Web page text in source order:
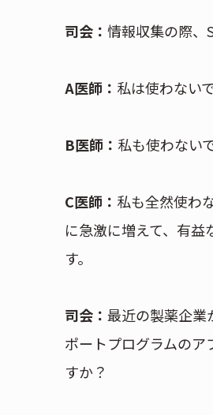
司会： 情報収集の際、
A医師： 私は使わない
B医師： 私も使わないで
C医師： 私も全然使わ
に急激に増えて、有益
す。
司会： 最近の製薬企業
ポートプログラムのア
すか？